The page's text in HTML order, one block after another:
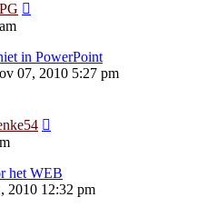
in PowerPoint
07, 2010 5:27 pm
het WEB
2010 12:32 pm